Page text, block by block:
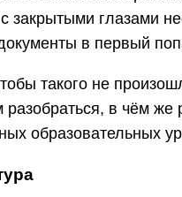
закрытыми глазами
в первый
такого не
разобраться, в чём же
образовательных